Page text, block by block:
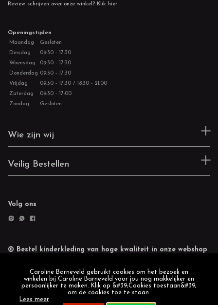
Review schrijven over onze winkel? Klik hier
Openingstijden
Maandag
Gesloten
Dinsdag
09:30 - 17:30
Woensdag
09:30 - 17:30
Donderdag 09:30 - 17:30
Vrijdag
09:30 - 17:30 / 18:30 - 21:00
Zaterdag
09:30 - 17:00
Zondag
Gesloten
Wie zijn wij
Veilig Bestellen
Volg ons
© Bestel kinderkleding van hoge kwaliteit in onze webshop
Caroline Barneveld gebruikt cookies om het bezoek en
winkelen bij Caroline Barneveld voor jou nog makkelijker en
persoonlijker te maken. Klik op &#39;Cookies toestaan&#39;
om de cookies toe te staan.
Lees meer